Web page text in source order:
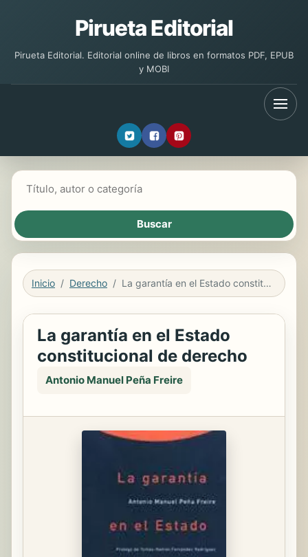
Pirueta Editorial
Pirueta Editorial. Editorial online de libros en formatos PDF, EPUB
y MOBI
Inicio Derecho La garantía en el Estado constitucional de derecho
La garantía en el Estado
constitucional de derecho
Antonio Manuel Peña Freire